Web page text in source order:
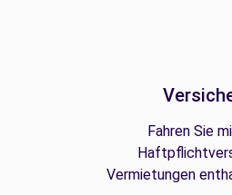
Fahren Sie
Vermietungen